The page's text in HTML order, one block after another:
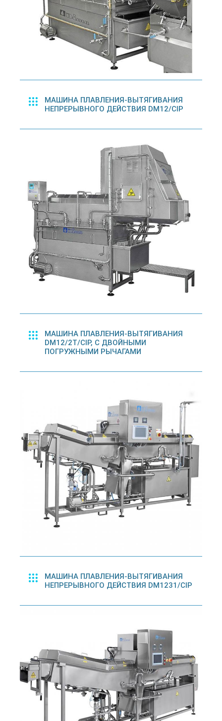
МАШИНА ПЛАВЛЕНИЯ-ВЫТЯГИВАНИЯ
НЕПРЕРЫВНОГО ДЕЙСТВИЯ DM12/CIP
МАШИНА ПЛАВЛЕНИЯ-ВЫТЯГИВАНИЯ
DM12/2T/CIP, С ДВОЙНЫМИ
ПОГРУЖНЫМИ РЫЧАГАМИ
МАШИНА ПЛАВЛЕНИЯ-ВЫТЯГИВАНИЯ
НЕПРЕРЫВНОГО ДЕЙСТВИЯ DM1231/CIP